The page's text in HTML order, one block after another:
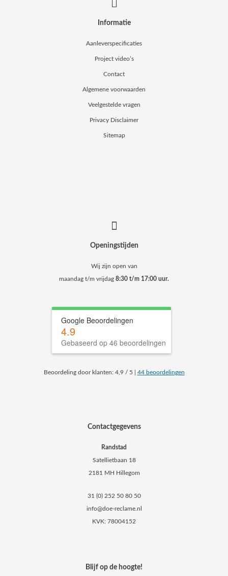
Informatie
Aanleverspecificaties
Project video’s
Contact
Algemene voorwaarden
Veelgestelde vragen
Privacy Disclaimer
Sitemap
Openingstijden
Wij zijn open van
maandag t/m vrijdag 8:30 t/m 17:00 uur.
Google Beoordelingen
4.9
Gebaseerd op 46 beoordelingen
Beoordelingdoor klanten: 4,9/ 5 44beoordelingen
Contactgegevens
Randstad
Satellietbaan 18
2181 MH Hillegom
31 (0) 252 50 80 50
info@doe-reclame.nl
KVK: 78004152
Blijf op de hoogte!